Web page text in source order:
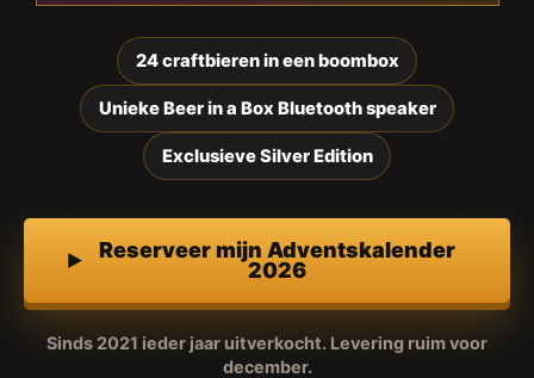
24 craftbieren in een boombox
Unieke Beer in a Box Bluetooth speaker
Exclusieve Silver Edition
Reserveer mijn Adventskalender
2026
Sinds 2021 ieder jaar uitverkocht. Levering ruim voor
december.